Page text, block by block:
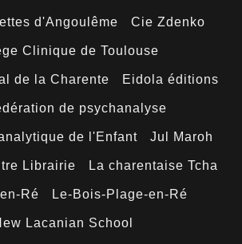
d'Angoulême Cie Zdenko
Clinique de Toulouse
de la Charente Eidola éditions
de psychanalyse
de l'Enfant Jul Maroh
Librairie La charentaise Tcha
Ré Le-Bois-Plage-en-Ré
Lacanian School